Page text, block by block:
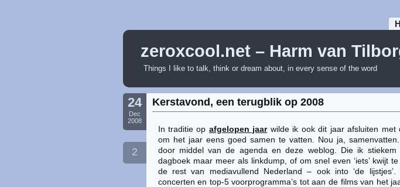
zeroxcool.net – Harm van
Things I like to talk, think or dream about, in every sense of the word
24
Dec
2008
2
Kerstavond, een terugblik op 2008
In traditie op afgelopen jaarwilde ik ook dit jaar afsluiten met
om het jaar eens goed samen te vatten. Nou ja,
door middel van de agenda en deze weblog. Die ik
dagboek maar meer als linkdump, of om snel even ‘iets’ kwijt
de rest van mediavullend Nederland – ook into ‘de
concerten en top-5 voorprogramma’s tot aan de films van het